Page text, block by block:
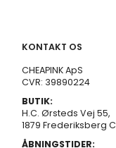
KONTAKT OS
CHEAPINK ApS
CVR: 39890224
BUTIK:
H.C. Ørsteds Vej 55,
1879 Frederiksberg C
ÅBNINGSTIDER: